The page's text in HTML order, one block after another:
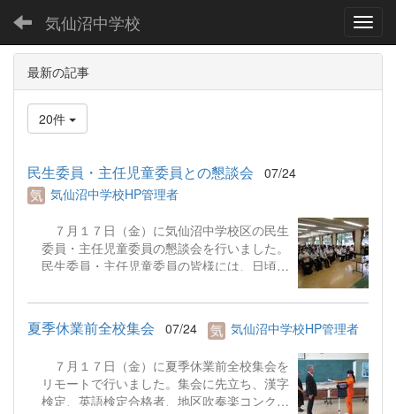
気仙沼中学校
最新の記事
20件
民生委員・主任児童委員との懇談会
07/24
気仙沼中学校HP管理者
７月１７日（金）に気仙沼中学校区の民生
委員・主任児童委員の懇談会を行いました。
民生委員・主任児童委員の皆様には、日頃か
ります。懇談会には気仙沼小、九条小、気仙
沼中の先生方も出席し、地域ごとに分かれて
情報交換を行いました。今後も、学校と地域
確認しました。
夏季休業前全校集会 07/24 気仙沼中学校HP管理者
７月１７日（金）に夏季休業前全校集会を
リモートで行いました。集会に先立ち、漢字
検定、英語検定合格者、地区吹奏楽コンクー